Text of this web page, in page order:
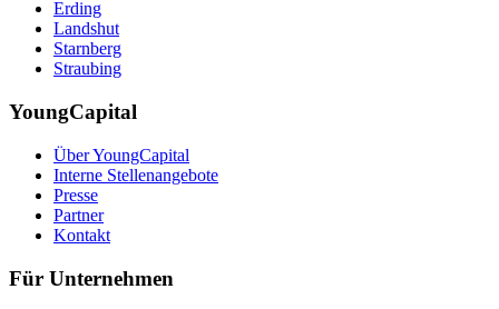
Erding
Landshut
Starnberg
Straubing
YoungCapital
Über YoungCapital
Interne Stellenangebote
Presse
Partner
Kontakt
Für Unternehmen